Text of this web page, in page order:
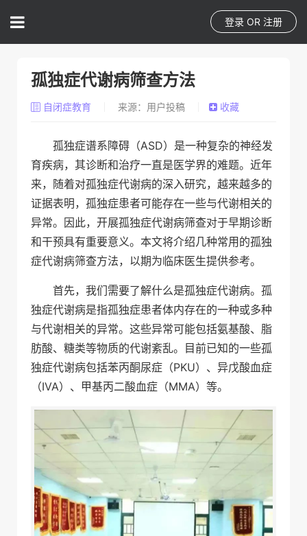
登录 OR 注册
孤独症代谢病筛查方法
自闭症教育 来源：用户投稿 收藏
孤独症谱系障碍（ASD）是一种复杂的神经发
育疾病，其诊断和治疗一直是医学界的难题。近年
来，随着对孤独症代谢病的深入研究，越来越多的
证据表明，孤独症患者可能存在一些与代谢相关的
异常。因此，开展孤独症代谢病筛查对于早期诊断
和干预具有重要意义。本文将介绍几种常用的孤独
症代谢病筛查方法，以期为临床医生提供参考。
首先，我们需要了解什么是孤独症代谢病。孤
独症代谢病是指孤独症患者体内存在的一种或多种
与代谢相关的异常。这些异常可能包括氨基酸、脂
肪酸、糖类等物质的代谢紊乱。目前已知的一些孤
独症代谢病包括苯丙酮尿症（PKU）、异戊酸血症
（IVA）、甲基丙二酸血症（MMA）等。